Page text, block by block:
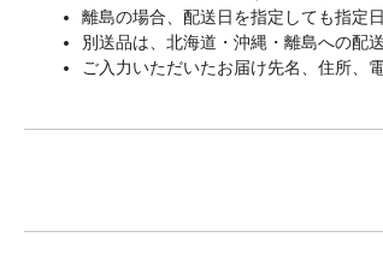
離島の場合、配送日を指定しても指定
別送品は、北海道・沖縄・離島への配
ご入力いただいたお届け先名、住所、